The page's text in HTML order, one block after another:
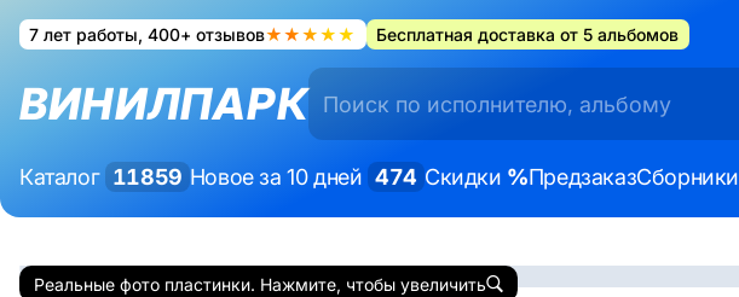
7 лет работы, 400+ отзывов★★★★★ Бесплатная доставка от 5 альбомов
ВИНИЛПАРК
Каталог 11859 Новое за 10 дней 474 Скидки %ПредзаказСборники
Реальные фото пластинки. Нажмите, чтобы увеличить